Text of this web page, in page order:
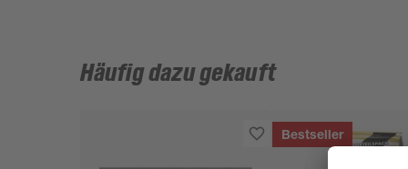
Häufig dazu gekauft
Bestseller